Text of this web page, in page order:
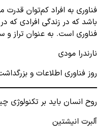
فناوری به افراد کم‌توان
باشد که در زندگی افرادی که
فناوری است. به عنوان تراز
نارندرا مودی
روز فناوری اطلاعات و
روح انسان باید بر تکنولوژی
آلبرت انیشتین